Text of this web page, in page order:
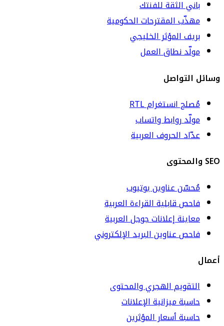
باني الثقة للفنتك
مهذّب المقترحات الحكومية
بريف المؤثر الخليجي
مولّد نطاق العمل
وسائل التواصل
مُصلح انستغرام RTL
مولّد روابط واتساب
عدّاد الحروف العربية
SEO والمحتوى
مُحسّن عناوين يوتيوب
فاحص قابلية القراءة العربية
معاينة إعلانات جوجل العربية
فاحص عناوين البريد الإلكتروني
أعمال
التقويم الهجري والمحتوى
حاسبة ميزانية الإعلانات
حاسبة أسعار المؤثرين